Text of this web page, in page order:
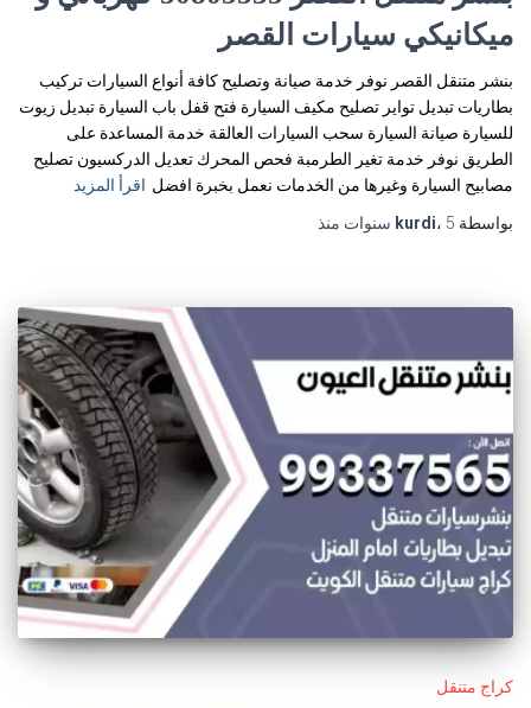
ميكانيكي سيارات القصر
بنشر متنقل القصر نوفر خدمة صيانة وتصليح كافة أنواع السيارات تركيب
بطاريات تبديل تواير تصليح مكيف السيارة فتح قفل باب السيارة تبديل زيوت
للسيارة صيانة السيارة سحب السيارات العالقة خدمة المساعدة على
الطريق نوفر خدمة تغير الطرمبة فحص المحرك تعديل الدركسيون تصليح
مصابيح السيارة وغيرها من الخدمات نعمل بخبرة افضل اقرأ المزيد
بواسطة
kurdi، 5 سنوات منذ
كراج متنقل